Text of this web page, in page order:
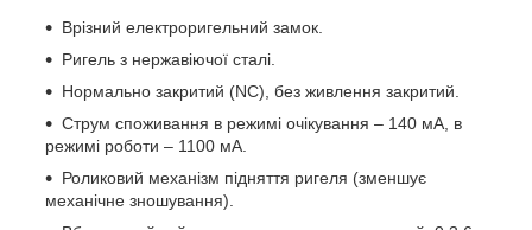
Врізний електроригельний замок.
Ригель з нержавіючої сталі.
Нормально закритий (NC), без живлення закритий.
Струм споживання в режимі очікування – 140 мА, в
режимі роботи – 1100 мА.
Роликовий механізм підняття ригеля (зменшує
механічне зношування).